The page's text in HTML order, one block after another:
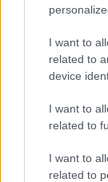
I want to
related to
device
I want to
related to
I want to
related to